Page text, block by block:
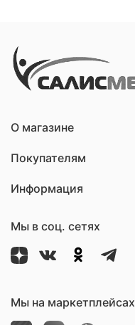
О магазине
Покупателям
Информация
Мы в соц. сетях
Мы на маркетплейсах